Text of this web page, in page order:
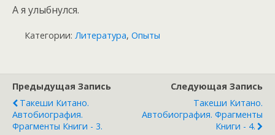
А я улыбнулся.
Категории: Литература, Опыты
Предыдущая Запись
Такеши Китано.
Автобиография.
Фрагменты Книги - 3.
Следующая Запись
Такеши Китано.
Автобиография. Фрагменты
Книги - 4.